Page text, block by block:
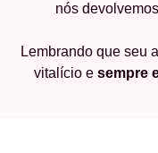
nós
Lembrando que seu
vitalício e sempre